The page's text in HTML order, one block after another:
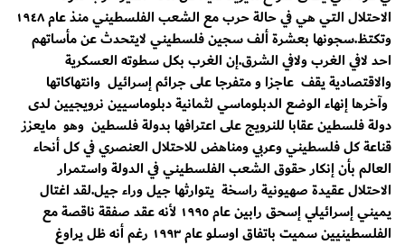
الاحتلال التي هي في حالة حرب مع الشعب الفلسطيني منذ عام ١٩٤٨
وتكتظ.سجونها بعشرة ألف سجين فلسطيني لايتحدث عن مأساتهم
احد لافي الغرب ولافي الشرق.إن الغرب بكل سطوته العسكرية
والاقتصادية يقف عاجزا و متفرجا على جرائم إسرائيل وانتهاكاتها
وآخرها إنهاء الوضع الدبلوماسي لثمانية دبلوماسيين نرويجيين لدى
دولة فلسطين عقابا للنرويج على اعترافها بدولة فلسطين وهو مايعزز
قناعة كل فلسطيني وعربي ومناهض للاحتلال العنصري في كل أنحاء
العالم بأن إنكار حقوق الشعب الفلسطيني في الدولة واستمرار
الاحتلال عقيدة صهيونية راسخة يتوارثها جيل وراء جيل.لقد اغتال
يميني إسرائيلي إسحق رابين عام ١٩٩٥ لأنه عقد صفقة ناقصة مع
الفلسطينيين سميت باتفاق اوسلو عام ١٩٩٣ رغم أنه ظل يراوغ